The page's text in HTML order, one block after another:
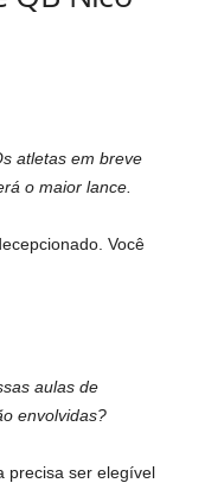
atletas em breve
o maior lance.
Você
aulas de
envolvidas?
precisa ser elegível